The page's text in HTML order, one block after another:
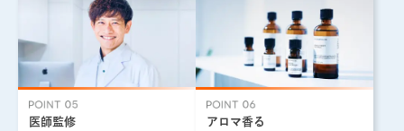
医師監修
アロマ香る